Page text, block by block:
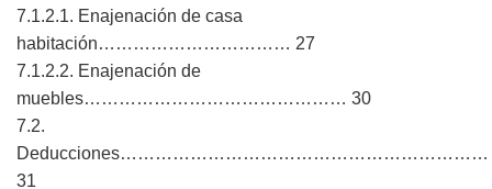
7.1.2.1. Enajenación de casa
habitación…………………………… 27
7.1.2.2. Enajenación de
muebles……………………………………… 30
7.2.
Deducciones………………………………………………………
31